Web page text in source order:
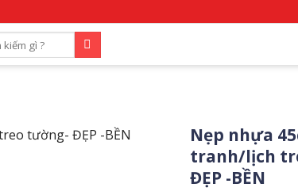
Nẹp nhựa
tranh/lịch
ĐẸP -BỀN